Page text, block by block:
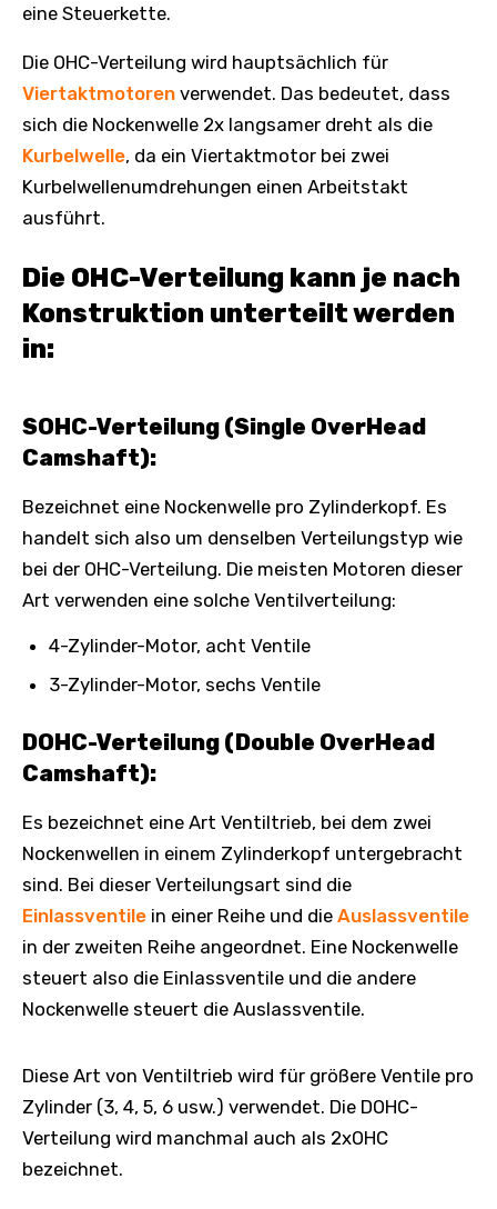
eine Steuerkette.
Die OHC-Verteilung wird hauptsächlich für
Viertaktmotoren verwendet. Das bedeutet, dass
sich die Nockenwelle 2x langsamer dreht als die
Kurbelwelle, da ein Viertaktmotor bei zwei
Kurbelwellenumdrehungen einen Arbeitstakt
ausführt.
Die OHC-Verteilung kann je nach
Konstruktion unterteilt werden
in:
SOHC-Verteilung (Single OverHead
Camshaft):
Bezeichnet eine Nockenwelle pro Zylinderkopf. Es
handelt sich also um denselben Verteilungstyp wie
bei der OHC-Verteilung. Die meisten Motoren dieser
Art verwenden eine solche Ventilverteilung:
4-Zylinder-Motor, acht Ventile
3-Zylinder-Motor, sechs Ventile
DOHC-Verteilung (Double OverHead
Camshaft):
Es bezeichnet eine Art Ventiltrieb, bei dem zwei
Nockenwellen in einem Zylinderkopf untergebracht
sind. Bei dieser Verteilungsart sind die
Einlassventile in einer Reihe und die Auslassventile
in der zweiten Reihe angeordnet. Eine Nockenwelle
steuert also die Einlassventile und die andere
Nockenwelle steuert die Auslassventile.
Diese Art von Ventiltrieb wird für größere Ventile pro
Zylinder (3, 4, 5, 6 usw.) verwendet. Die DOHC-
Verteilung wird manchmal auch als 2xOHC
bezeichnet.